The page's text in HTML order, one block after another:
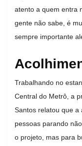
atento a quem entra
gente não sabe, é
sempre importante
Trabalhando no
Central do Metrô, a
Santos relatou que a
pessoas parando
o projeto, mas para